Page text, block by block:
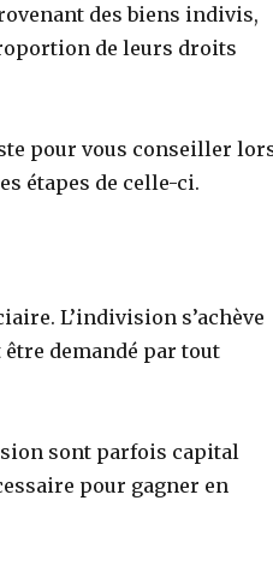
des biens indivis,
de leurs droits
pour vous conseiller
étapes de celle-ci.
L’indivision s’achève
demandé par tout
sont parfois capital
pour gagner en